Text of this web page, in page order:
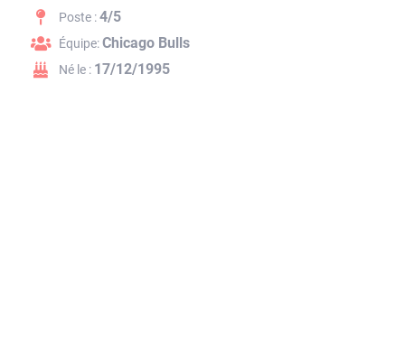
Poste :4/5
Équipe:Chicago Bulls
Né le : 17/12/1995